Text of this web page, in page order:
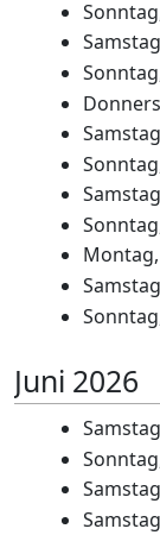
Juni 2026